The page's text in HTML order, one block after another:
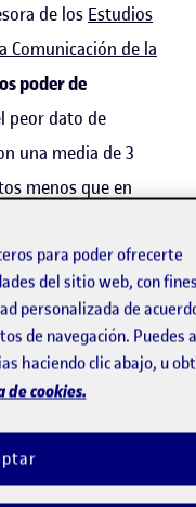
de los Estudios
Comunicación de la
poder de
peor dato de
una media de 3
menos que en
han revolucionado
de consumirla y de
la forma de
de producirlos
streaming
por losEstudios
para poder ofrecerte
del sitio web, con
personalizada de
de navegación. Puedes
haciendo clic abajo, u
de cookies.